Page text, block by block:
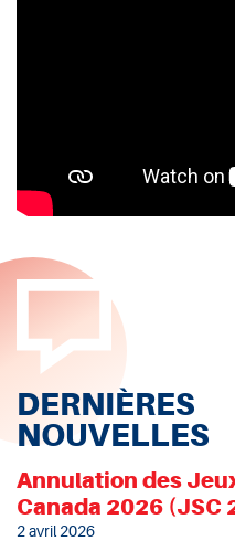
DERNIÈRES
NOUVELLES
Annulation des
Canada 2026 (JSC
2 avril 2026